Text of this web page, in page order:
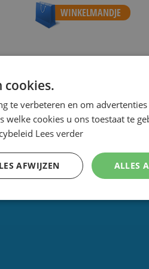
WINKELMANDJE
Dag- en Weekaanbiedingen.
ok
e
cookies.
te verbeteren en om
welke cookies u ons toestaat te
Lees verder
ALLES
AFWIJZEN